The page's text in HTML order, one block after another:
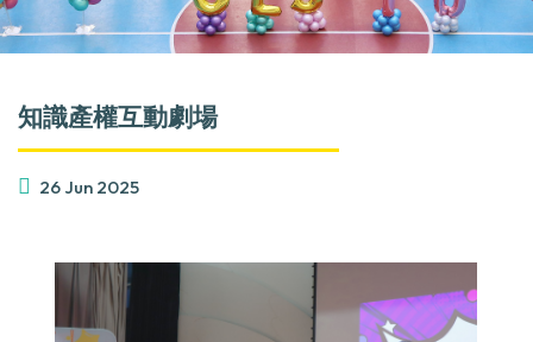
知識產權互動劇場
26 Jun 2025